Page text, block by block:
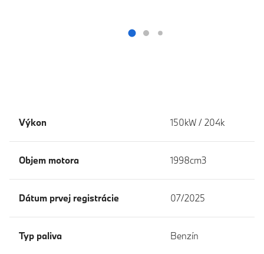
Výkon 150kW / 204k
Objem motora 1998cm3
Dátum prvej registrácie 07/2025
Typ paliva Benzín